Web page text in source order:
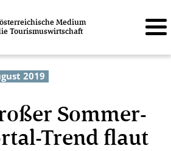
Medium
Tourismuswirtschaft
2019
Sommer-
Trend flaut